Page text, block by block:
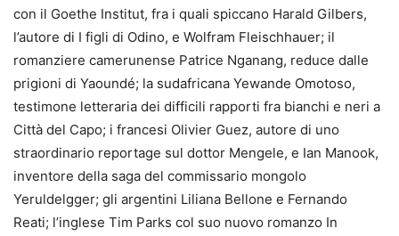
con il Goethe Institut, fra i quali spiccano Harald Gilbers,
l’autore di I figli di Odino, e Wolfram Fleischhauer; il
romanziere camerunense Patrice Nganang, reduce dalle
prigioni di Yaoundé; la sudafricana Yewande Omotoso,
testimone letteraria dei difficili rapporti fra bianchi e neri a
Città del Capo; i francesi Olivier Guez, autore di uno
straordinario reportage sul dottor Mengele, e Ian Manook,
inventore della saga del commissario mongolo
Yeruldelgger; gli argentini Liliana Bellone e Fernando
Reati; l’inglese Tim Parks col suo nuovo romanzo In